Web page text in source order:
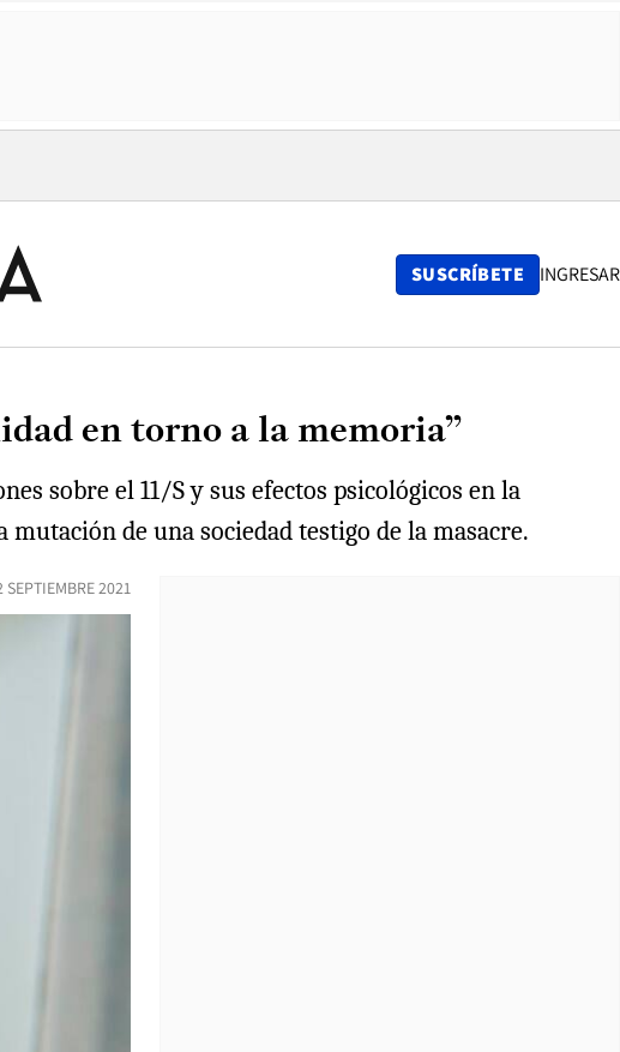
window
SUSCRÍBETE INGRESAR
en torno a la memoria”
sobre el 11/S y sus efectos psicológicos en la
de una sociedad testigo de la masacre.
SEPTIEMBRE 2021